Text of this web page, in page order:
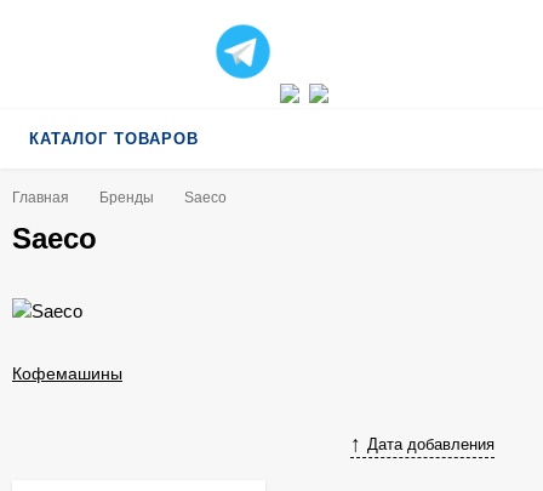
КАТАЛОГ ТОВАРОВ
Главная Бренды Saeco
Saeco
Кофемашины
Дата добавления